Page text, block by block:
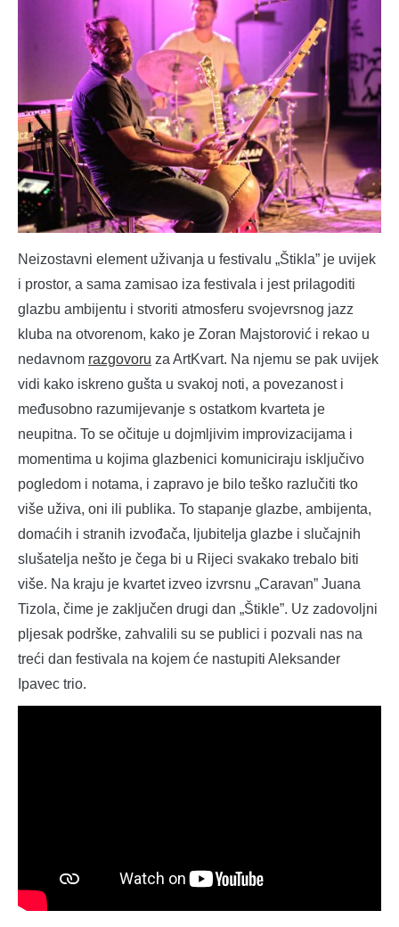
Neizostavni element uživanja u festivalu „Štikla” je uvijek
i prostor, a sama zamisao iza festivala i jest prilagoditi
glazbu ambijentu i stvoriti atmosferu svojevrsnog jazz
kluba na otvorenom, kako je Zoran Majstorović i rekao u
nedavnom razgovoru za ArtKvart. Na njemu se pak uvijek
vidi kako iskreno gušta u svakoj noti, a povezanost i
međusobno razumijevanje s ostatkom kvarteta je
neupitna. To se očituje u dojmljivim improvizacijama i
momentima u kojima glazbenici komuniciraju isključivo
pogledom i notama, i zapravo je bilo teško razlučiti tko
više uživa, oni ili publika. To stapanje glazbe, ambijenta,
domaćih i stranih izvođača, ljubitelja glazbe i slučajnih
slušatelja nešto je čega bi u Rijeci svakako trebalo biti
više. Na kraju je kvartet izveo izvrsnu „Caravan” Juana
Tizola, čime je zaključen drugi dan „Štikle”. Uz zadovoljni
pljesak podrške, zahvalili su se publici i pozvali nas na
treći dan festivala na kojem će nastupiti Aleksander
Ipavec trio.